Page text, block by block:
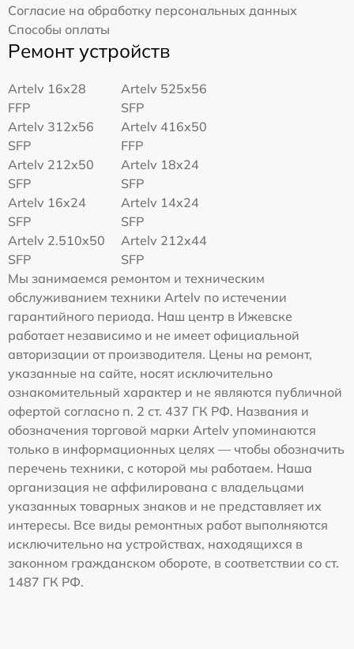
Согласие на обработку персональных данных
Способы оплаты
Ремонт устройств
Artelv 16x28
FFP
Artelv 525x56
SFP
Artelv 312x56
SFP
Artelv 416x50
FFP
Artelv 212x50
SFP
Artelv 18x24
SFP
Artelv 16x24
SFP
Artelv 14x24
SFP
Artelv 2.510x50
SFP
Artelv 212x44
SFP
Мы занимаемся ремонтом и техническим
обслуживанием техники Artelv по истечении
гарантийного периода. Наш центр в Ижевске
работает независимо и не имеет официальной
авторизации от производителя. Цены на ремонт,
указанные на сайте, носят исключительно
ознакомительный характер и не являются публичной
офертой согласно п. 2 ст. 437 ГК РФ. Названия и
обозначения торговой марки Artelv упоминаются
только в информационных целях — чтобы обозначить
перечень техники, с которой мы работаем. Наша
организация не аффилирована с владельцами
указанных товарных знаков и не представляет их
интересы. Все виды ремонтных работ выполняются
исключительно на устройствах, находящихся в
законном гражданском обороте, в соответствии со ст.
1487 ГК РФ.